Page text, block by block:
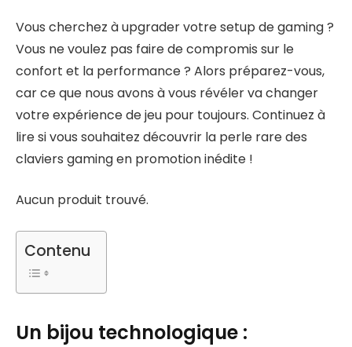
Vous cherchez à upgrader votre setup de gaming ?
Vous ne voulez pas faire de compromis sur le
confort et la performance ? Alors préparez-vous,
car ce que nous avons à vous révéler va changer
votre expérience de jeu pour toujours. Continuez à
lire si vous souhaitez découvrir la perle rare des
claviers gaming en promotion inédite !
Aucun produit trouvé.
Contenu
Un bijou technologique :